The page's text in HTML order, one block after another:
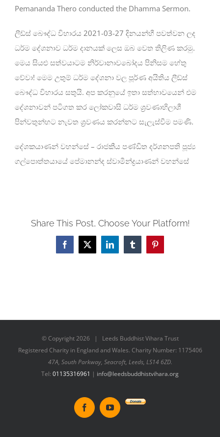
Pemananda Thero conducted the Dhamma Sermon.
ලීඩ්ස් බෞද්ධ විහාරය 2021-03-27 දිනයන්හී පවත්වන ලද
ධර්ම දේශනාව ධර්ම දානයක් ලෙස ඔබ වෙත තිලිණ කරමු.
මෙය සියළු සත්වයාටම නිර්වානාවබෝදය පිනිසම හේතු
වේවා! මෙම උතුම් ධර්ම දේශනා වල පූර්ණ අයිතිය ලීඩ්ස්
බෞද්ධ විහාරය සතුයි. අප කරනුයේ ඉතා සත්භාවයෙන් එම
දේශනාවන් පටිගත කර ලෝකවාසි ධර්ම ශ්‍රවණාභිලාශී
පින්වතුන්හට නැවත ශ්‍රවණය කරන්නට සැලැස්වීම පමණි.
දේශකයාණන් වහන්සේ – රාජකීය පණ්ඩිත දර්ශනපති පූජ්‍ය
ගල්පොත්තයායේ පේමානන්ද ස්වාමීන්ද්‍රයාණන් වහන්සේ
Share This Post, Choose Your Platform!
Facebook
X LinkedInTumblrPinterest
© Copyright2026 | Leeds Buddhist Vihara Trust
Registered Charity in England and Wales. Charity Number: 1175406
47A, South Parkway, Seacroft, Leeds, LS14 6ZD.
Tel: 01135316961 | info@leedsbuddhistvihara.org
FacebookYouTube
Donate